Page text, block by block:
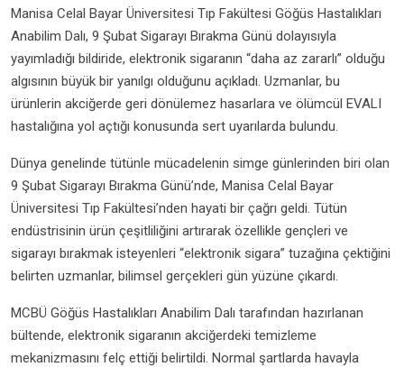
Manisa Celal Bayar Üniversitesi Tıp Fakültesi Göğüs Hastalıkları
Anabilim Dalı, 9 Şubat Sigarayı Bırakma Günü dolayısıyla
yayımladığı bildiride, elektronik sigaranın “daha az zararlı” olduğu
algısının büyük bir yanılgı olduğunu açıkladı. Uzmanlar, bu
ürünlerin akciğerde geri dönülemez hasarlara ve ölümcül EVALI
hastalığına yol açtığı konusunda sert uyarılarda bulundu.
Dünya genelinde tütünle mücadelenin simge günlerinden biri olan
9 Şubat Sigarayı Bırakma Günü’nde, Manisa Celal Bayar
Üniversitesi Tıp Fakültesi’nden hayati bir çağrı geldi. Tütün
endüstrisinin ürün çeşitliliğini artırarak özellikle gençleri ve
sigarayı bırakmak isteyenleri “elektronik sigara” tuzağına çektiğini
belirten uzmanlar, bilimsel gerçekleri gün yüzüne çıkardı.
MCBÜ Göğüs Hastalıkları Anabilim Dalı tarafından hazırlanan
bültende, elektronik sigaranın akciğerdeki temizleme
mekanizmasını felç ettiği belirtildi. Normal şartlarda havayla